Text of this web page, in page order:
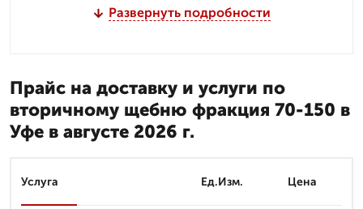
Развернуть подробности
Прайс на доставку и услуги по
вторичному щебню фракция 70-150 в
Уфе в августе 2026 г.
Услуга Ед.Изм. Цена